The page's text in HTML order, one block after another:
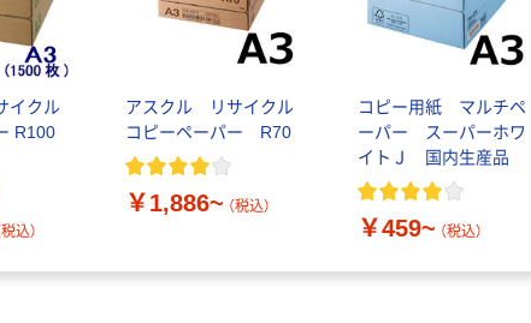
イクル
R100
税込）
アスクル リサイクル
コピーペーパー R70
￥1,886~ （税込）
コピー用紙 マルチペ
ーパー スーパーホワ
イトＪ 国内生産品
￥459~ （税込）